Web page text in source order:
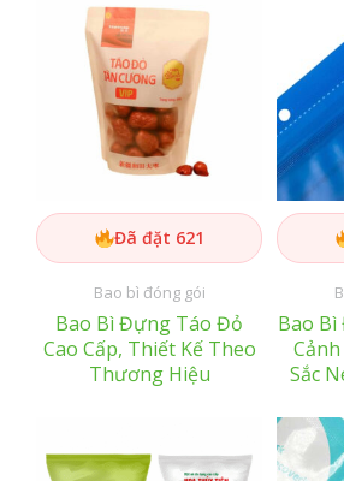
Đã đặt 621
Bao bì đóng gói
Bao Bì Đựng Táo Đỏ
Cao Cấp, Thiết Kế Theo
Thương Hiệu
Bao Bì
Sắc